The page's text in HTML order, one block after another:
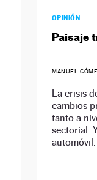
OPINIÓN
Paisaje
MANUEL
La crisis
cambios
tanto a
sectorial.
automóvil.